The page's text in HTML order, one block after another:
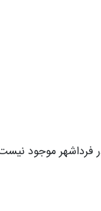
فرداشهر موجود